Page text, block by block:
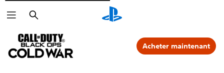
Rechercher
Acheter maintenant